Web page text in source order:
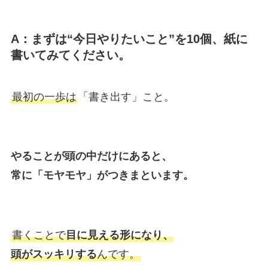
A：まずは“今日やりたいこと”を10個、紙に
書いてみてください。
最初の一歩は「書き出す」こと。
やることが頭の中だけにあると、
常に「モヤモヤ」がつきまといます。
書くことで目に見える形になり、
頭がスッキリするんです。